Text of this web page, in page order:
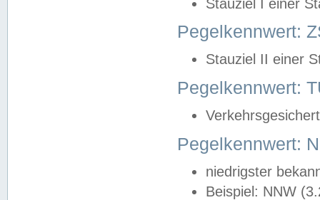
Stauziel I einer
Pegelkennwert:
Stauziel II einer
Pegelkennwert:
Pegelkennwert:
niedrigster
Beispiel: NNW